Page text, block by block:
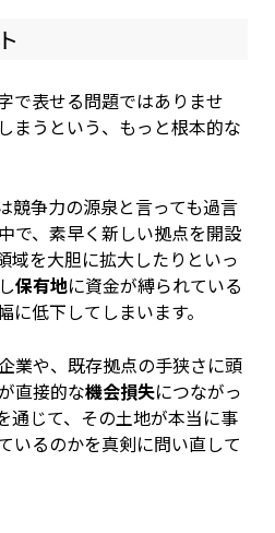
で表せる問題ではありませ
まうという、もっと根本的な
競争力の源泉と言っても過言
で、素早く新しい拠点を開設
域を大胆に拡大したりといっ
保有地に資金が縛られている
低下してしまいます。
業や、既存拠点の手狭さに頭
直接的な機会損失につながっ
通じて、その土地が本当に事
いるのかを真剣に問い直して